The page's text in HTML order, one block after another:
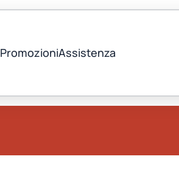
PromozioniAssistenza